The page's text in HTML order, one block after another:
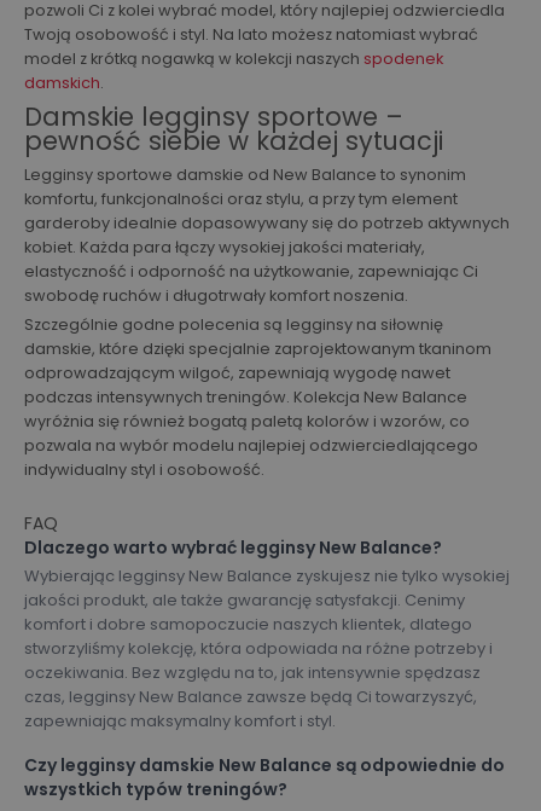
pozwoli Ci z kolei wybrać model, który najlepiej odzwierciedla
Twoją osobowość i styl. Na lato możesz natomiast wybrać
model z krótką nogawką w kolekcji naszych spodenek
damskich.
Damskie legginsy sportowe –
pewność siebie w każdej sytuacji
Legginsy sportowe damskie od New Balance to synonim
komfortu, funkcjonalności oraz stylu, a przy tym element
garderoby idealnie dopasowywany się do potrzeb aktywnych
kobiet. Każda para łączy wysokiej jakości materiały,
elastyczność i odporność na użytkowanie, zapewniając Ci
swobodę ruchów i długotrwały komfort noszenia​​.
Szczególnie godne polecenia są legginsy na siłownię
damskie, które dzięki specjalnie zaprojektowanym tkaninom
odprowadzającym wilgoć, zapewniają wygodę nawet
podczas intensywnych treningów​​. Kolekcja New Balance
wyróżnia się również bogatą paletą kolorów i wzorów, co
pozwala na wybór modelu najlepiej odzwierciedlającego
indywidualny styl i osobowość​​.
FAQ
Dlaczego warto wybrać legginsy New Balance?
Wybierając legginsy New Balance zyskujesz nie tylko wysokiej
jakości produkt, ale także gwarancję satysfakcji. Cenimy
komfort i dobre samopoczucie naszych klientek, dlatego
stworzyliśmy kolekcję, która odpowiada na różne potrzeby i
oczekiwania. Bez względu na to, jak intensywnie spędzasz
czas, legginsy New Balance zawsze będą Ci towarzyszyć,
zapewniając maksymalny komfort i styl.
Czy legginsy damskie New Balance są odpowiednie do
wszystkich typów treningów?